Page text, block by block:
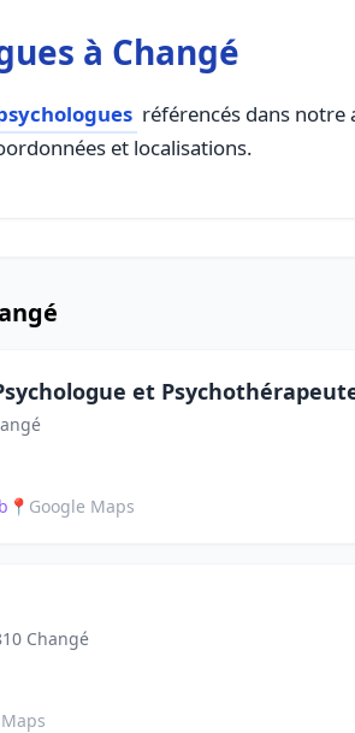
à Changé
référencés dans notre
et localisations.
et
📍 Google Maps
Changé